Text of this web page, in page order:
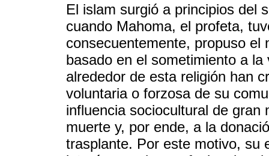
El islam surgió a principios del
cuando Mahoma, el profeta,
consecuentemente, propuso el
basado en el sometimiento a
alrededor de esta religión han
voluntaria o forzosa de su
influencia sociocultural de
muerte y, por ende, a la
trasplante. Por este motivo, su